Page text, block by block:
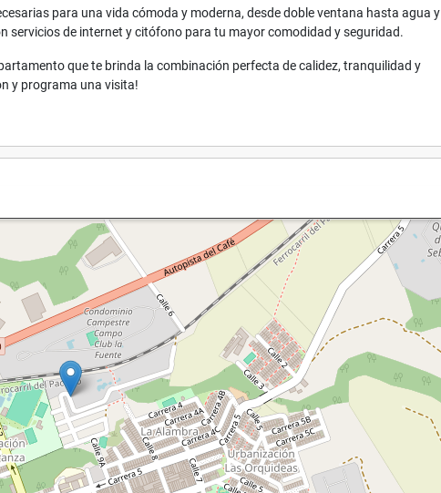
para una vida cómoda y moderna, desde doble ventana hasta agua y
servicios de internet y citófono para tu mayor comodidad y seguridad.
que te brinda la combinación perfecta de calidez, tranquilidad y
y programa una visita!